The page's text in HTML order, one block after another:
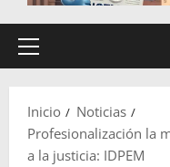
Menú
Inicio
Noticias
Profesionalización la
a la justicia: IDPEM